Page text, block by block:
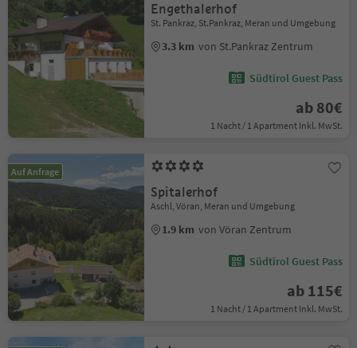
Engethalerhof
St. Pankraz, St.Pankraz, Meran und Umgebung
3.3 km von St.Pankraz Zentrum
Südtirol Guest Pass
ab 80€
1 Nacht / 1 Apartment Inkl. MwSt.
Auf Anfrage
Spitalerhof
Aschl, Vöran, Meran und Umgebung
1.9 km von Vöran Zentrum
Südtirol Guest Pass
ab 115€
1 Nacht / 1 Apartment Inkl. MwSt.